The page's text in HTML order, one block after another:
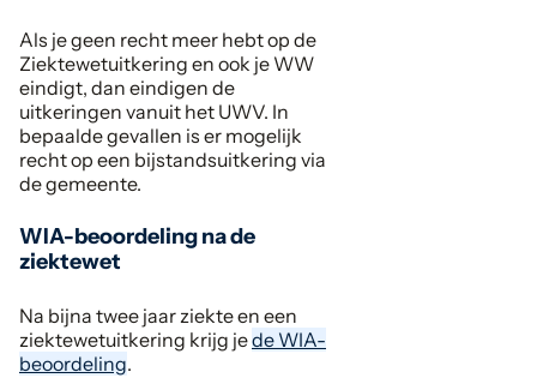
Als je geen recht meer hebt op de
Ziektewetuitkering en ook je WW
eindigt, dan eindigen de
uitkeringen vanuit het UWV. In
bepaalde gevallen is er mogelijk
recht op een bijstandsuitkering via
de gemeente.
WIA-beoordeling na de
ziektewet
Na bijna twee jaar ziekte en een
ziektewetuitkering krijg jede WIA-
beoordeling.